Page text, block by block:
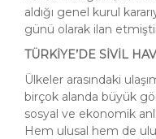
aldığı genel kurul
günü olarak ilan
TÜRKİYE’DE SİVİL
Ülkeler arasındaki
birçok alanda büyük
sosyal ve ekonomik
Hem ulusal hem de